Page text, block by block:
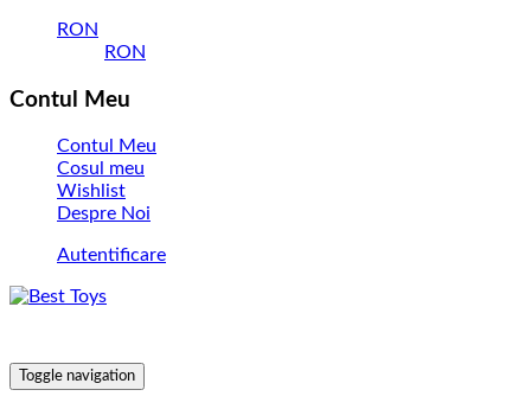
RON
RON
Contul Meu
Contul Meu
Cosul meu
Wishlist
Despre Noi
Autentificare
Toggle navigation